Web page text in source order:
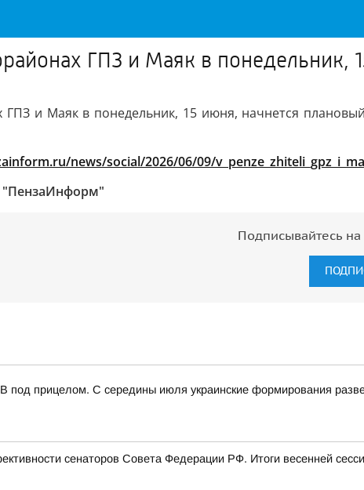
ГПЗ и Маяк в понедельник,
и Маяк в понедельник, 15 июня, начнется
news/social/2026/06/09/
Подписывайтесь
под прицелом. С середины июля украинские формирования
сенаторов Совета Федерации РФ. Итоги весенней